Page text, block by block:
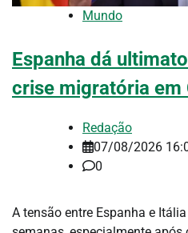
Mundo
Espanha dá
crise migratória em
Redação
07/08/2026
0
A tensão entre Espanha e